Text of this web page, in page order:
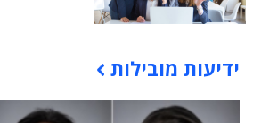
תוכן פרסומי
ידיעות מובילות